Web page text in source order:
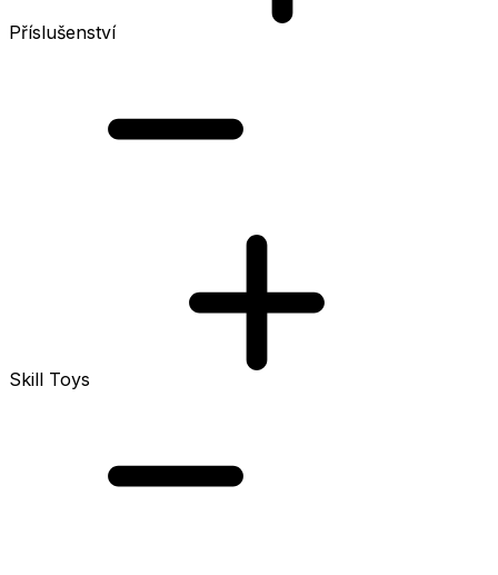
Příslušenství
Skill Toys